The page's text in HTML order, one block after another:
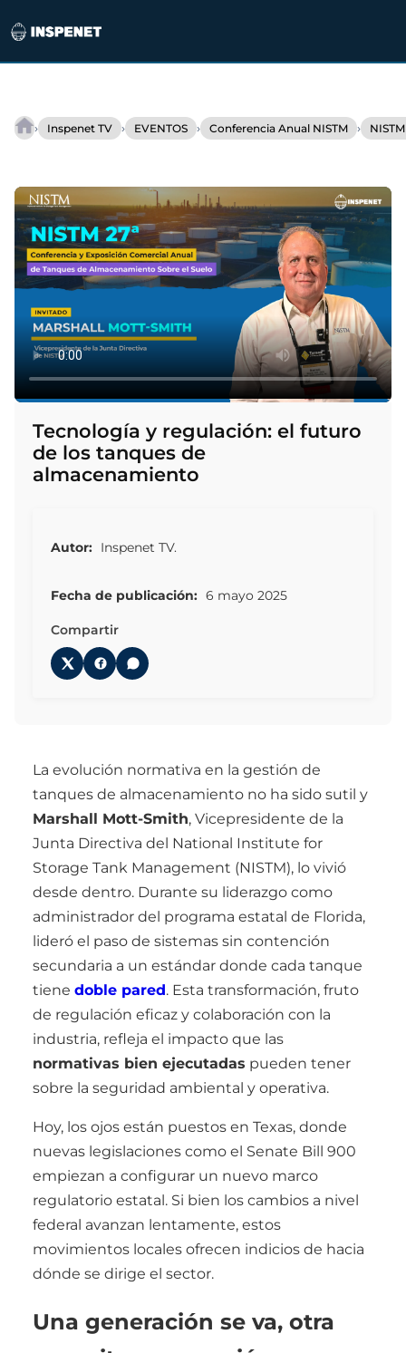
contenido
› Inspenet TV › EVENTOS › Conferencia Anual NISTM ›
Tecnología
futuro
de
los
tanques
de
almacenamiento
Tecnología y regulación: el futuro
de los tanques de
almacenamiento
Autor: Inspenet TV.
Fecha de publicación: 6 mayo 2025
Compartir
La evolución normativa en la gestión de
tanques de almacenamiento no ha sido sutil y
Marshall Mott-Smith, Vicepresidente de la
Junta Directiva del National Institute for
Storage Tank Management (NISTM), lo vivió
desde dentro. Durante su liderazgo como
administrador del programa estatal de Florida,
lideró el paso de sistemas sin contención
secundaria a un estándar donde cada tanque
tiene doble pared. Esta transformación, fruto
de regulación eficaz y colaboración con la
industria, refleja el impacto que las
normativas bien ejecutadas pueden tener
sobre la seguridad ambiental y operativa.
Hoy, los ojos están puestos en Texas, donde
nuevas legislaciones como el Senate Bill 900
empiezan a configurar un nuevo marco
regulatorio estatal. Si bien los cambios a nivel
federal avanzan lentamente, estos
movimientos locales ofrecen indicios de hacia
dónde se dirige el sector.
Una generación se va, otra